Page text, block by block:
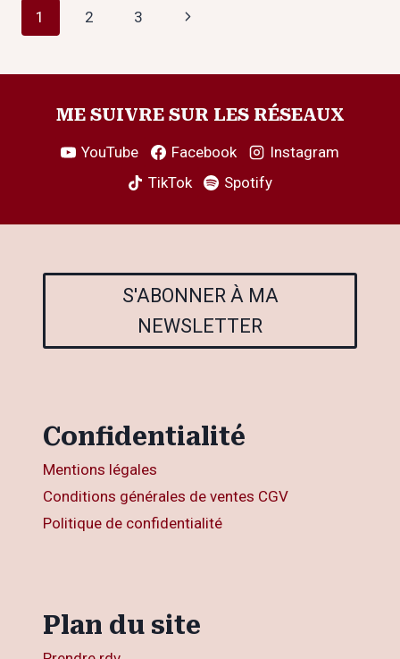
DÉFI
RELATIONNEL
Navigation
1 2 3
Page
ME SUIVRE SUR LES RÉSEAUX
YouTube Facebook
Instagram
TikTok
Spotify
S'ABONNER À MA
NEWSLETTER
Confidentialité
Mentions légales
Conditions générales de ventes CGV
Politique de confidentialité
Plan du site